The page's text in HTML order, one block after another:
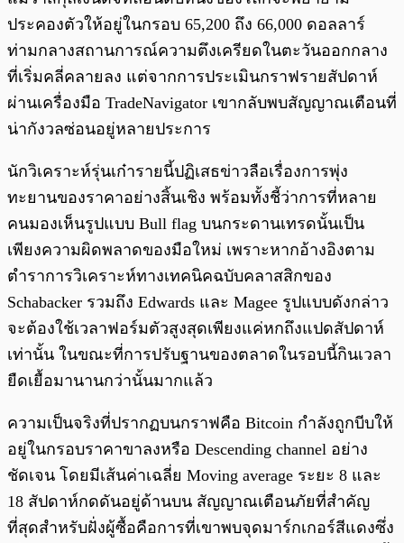
ประคองตัวให้อยู่ในกรอบ 65,200 ถึง 66,000 ดอลลาร์
ท่ามกลางสถานการณ์ความตึงเครียดในตะวันออกกลาง
ที่เริ่มคลี่คลายลง แต่จากการประเมินกราฟรายสัปดาห์
ผ่านเครื่องมือ TradeNavigator เขากลับพบสัญญาณเตือนที่
น่ากังวลซ่อนอยู่หลายประการ
นักวิเคราะห์รุ่นเก๋ารายนี้ปฏิเสธข่าวลือเรื่องการพุ่ง
ทะยานของราคาอย่างสิ้นเชิง พร้อมทั้งชี้ว่าการที่หลาย
คนมองเห็นรูปแบบ Bull flag บนกระดานเทรดนั้นเป็น
เพียงความผิดพลาดของมือใหม่ เพราะหากอ้างอิงตาม
ตำราการวิเคราะห์ทางเทคนิคฉบับคลาสสิกของ
Schabacker รวมถึง Edwards และ Magee รูปแบบดังกล่าว
จะต้องใช้เวลาฟอร์มตัวสูงสุดเพียงแค่หกถึงแปดสัปดาห์
เท่านั้น ในขณะที่การปรับฐานของตลาดในรอบนี้กินเวลา
ยืดเยื้อมานานกว่านั้นมากแล้ว
ความเป็นจริงที่ปรากฏบนกราฟคือ Bitcoin กำลังถูกบีบให้
อยู่ในกรอบราคาขาลงหรือ Descending channel อย่าง
ชัดเจน โดยมีเส้นค่าเฉลี่ย Moving average ระยะ 8 และ
18 สัปดาห์กดดันอยู่ด้านบน สัญญาณเตือนภัยที่สำคัญ
ที่สุดสำหรับฝั่งผู้ซื้อคือการที่เขาพบจุดมาร์กเกอร์สีแดงซึ่ง